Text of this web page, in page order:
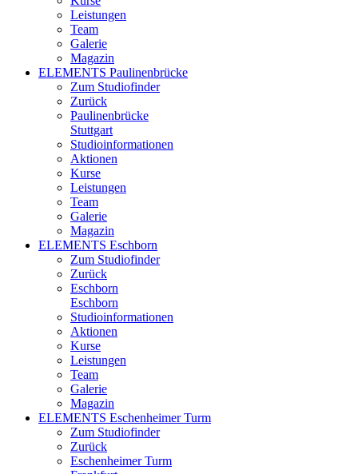
Leistungen
Team
Galerie
Magazin
ELEMENTS Paulinenbrücke
Zum Studiofinder
Zurück
Paulinen­brücke
Stuttgart
Studioinformationen
Aktionen
Kurse
Leistungen
Team
Galerie
Magazin
ELEMENTS Eschborn
Zum Studiofinder
Zurück
Esch­born
Eschborn
Studioinformationen
Aktionen
Kurse
Leistungen
Team
Galerie
Magazin
ELEMENTS Eschenheimer Turm
Zum Studiofinder
Zurück
Eschen­heimer Turm